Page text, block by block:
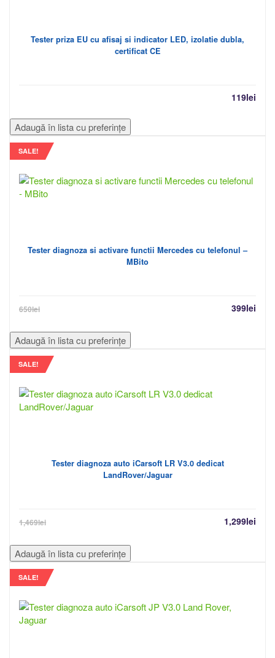
Tester priza EU cu afisaj si indicator LED, izolatie dubla,
certificat CE
119lei
Adaugă în lista cu preferințe
SALE!
Tester diagnoza si activare functii Mercedes cu telefonul –
MBito
650lei 399lei
Adaugă în lista cu preferințe
SALE!
Tester diagnoza auto iCarsoft LR V3.0 dedicat
LandRover/Jaguar
1,469lei 1,299lei
Adaugă în lista cu preferințe
SALE!